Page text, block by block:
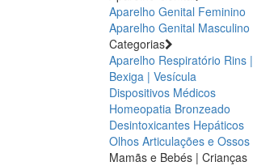
Aparelho Genital Feminino
Aparelho Genital Masculino
Categorias
Aparelho Respiratório Rins |
Bexiga | Vesícula
Dispositivos Médicos
Homeopatia Bronzeado
Desintoxicantes Hepáticos
Olhos Articulações e Ossos
Mamãs e Bebés | Crianças